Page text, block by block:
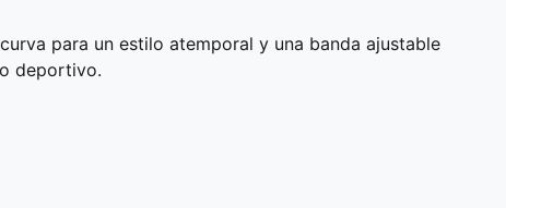
para un estilo atemporal y una banda ajustable
deportivo.